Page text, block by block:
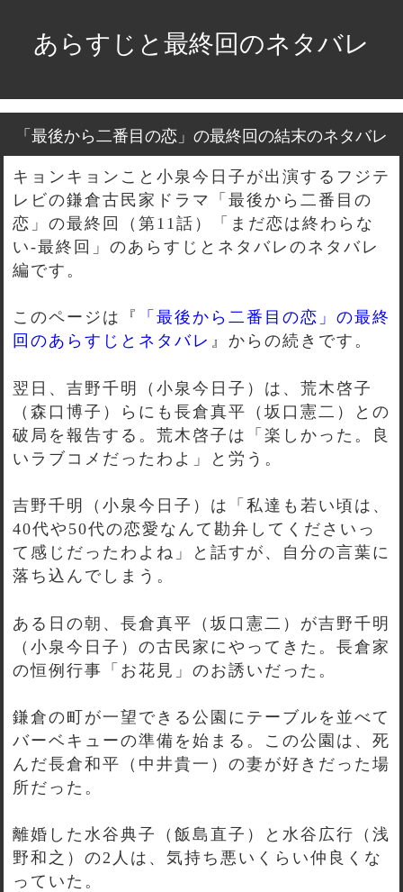
あらすじと最終回のネタバレ
「最後から二番目の恋」の最終回の結末のネタバレ
キョンキョンこと小泉今日子が出演するフジテ
レビの鎌倉古民家ドラマ「最後から二番目の
恋」の最終回（第11話）「まだ恋は終わらな
い-最終回」のあらすじとネタバレのネタバレ
編です。
このページは『
「最後から二番目の恋」の最終
回のあらすじとネタバレ 』からの続きです。
翌日、吉野千明（小泉今日子）は、荒木啓子
（森口博子）らにも長倉真平（坂口憲二）との
破局を報告する。荒木啓子は「楽しかった。良
いラブコメだったわよ」と労う。
吉野千明（小泉今日子）は「私達も若い頃は、
40代や50代の恋愛なんて勘弁してくださいっ
て感じだったわよね」と話すが、自分の言葉に
落ち込んでしまう。
ある日の朝、長倉真平（坂口憲二）が吉野千明
（小泉今日子）の古民家にやってきた。長倉家
の恒例行事「お花見」のお誘いだった。
鎌倉の町が一望できる公園にテーブルを並べて
バーベキューの準備を始まる。この公園は、死
んだ長倉和平（中井貴一）の妻が好きだった場
所だった。
離婚した水谷典子（飯島直子）と水谷広行（浅
野和之）の2人は、気持ち悪いくらい仲良くな
っていた。